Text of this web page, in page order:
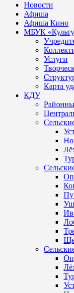
Новости
Афиша
Афиша Кино
МБУК
Услуги
Карта
КДУ